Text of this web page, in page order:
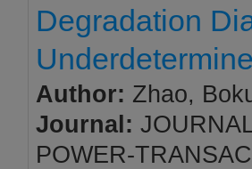
Degradation
Author: Zhao,
Journal:
POWER-